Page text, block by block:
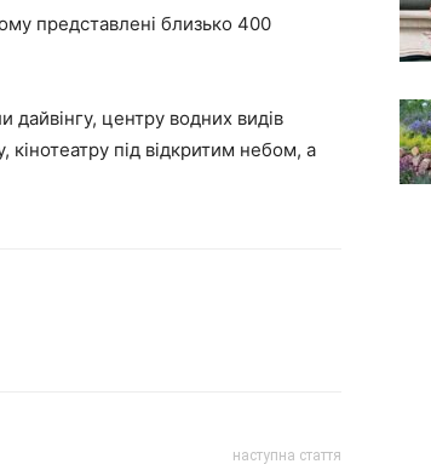
представлені близько 400
центру водних видів
під відкритим небом, а
наступна стаття